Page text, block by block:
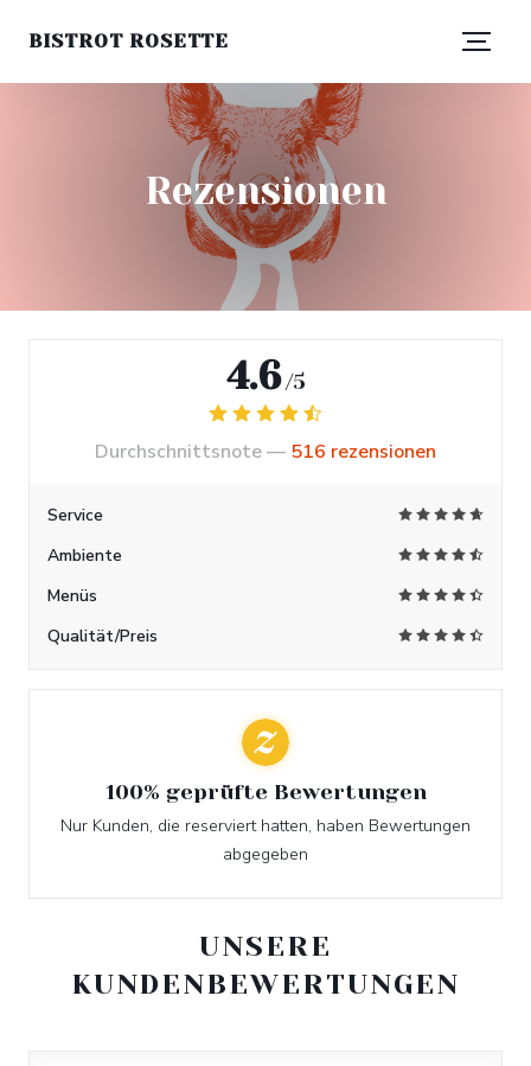
BISTROT ROSETTE
Rezensionen
UNSERE
KUNDENBEWERTUNGEN
4.6 /5
Durchschnittsnote — 516 rezensionen
Service
Ambiente
Menüs
Qualität/Preis
100% geprüfte Bewertungen
Nur Kunden, die reserviert hatten, haben Bewertungen
abgegeben